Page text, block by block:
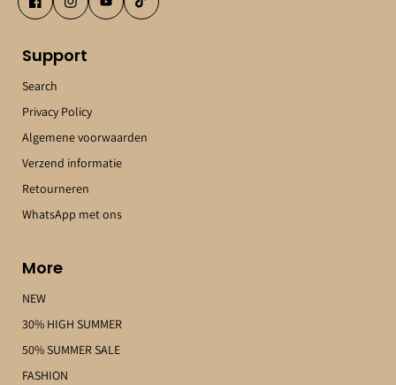
Support
Search
Privacy Policy
Algemene voorwaarden
Verzend informatie
Retourneren
WhatsApp met ons
More
NEW
30% HIGH SUMMER
50% SUMMER SALE
FASHION